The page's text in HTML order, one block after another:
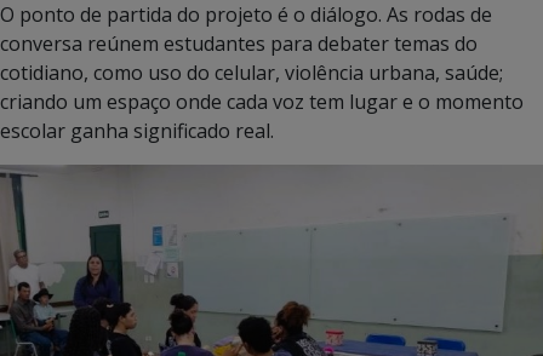
O ponto de partida do projeto é o diálogo. As rodas de
conversa reúnem estudantes para debater temas do
cotidiano, como uso do celular, violência urbana, saúde;
criando um espaço onde cada voz tem lugar e o momento
escolar ganha significado real.